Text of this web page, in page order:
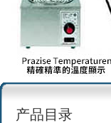
产品目录